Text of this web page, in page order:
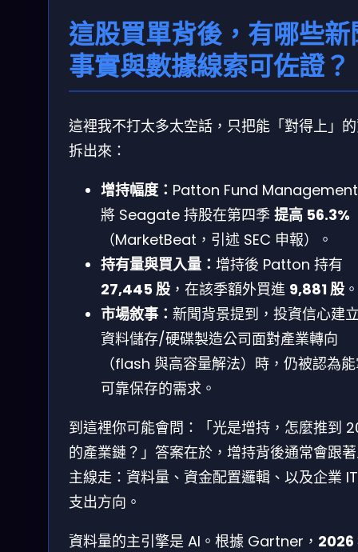
這股買單背後，有哪些新
事實與數據線索可佐證？
這裡我不打太多太空話，只把能「對得上」
拆出來：
增持幅度： Patton Fund
將 Seagate 持股在第四季 提高 56.3%
（MarketBeat，引述 SEC 申報）。
持有量與買入量： 增持後 Patton 持有
27,445 股 ，在該季額外買進 9,881 股 。
市場敘事： 新聞背景提到，投資信心建
資料儲存/硬碟製造公司面對產業轉向
（flash 與高容量解法）時，仍被認為
可靠保存的需求。
到這裡你可能會問：「光是增持，怎麼推到
的產業鏈？」答案在於，增持背後通常會跟
主線走：資料量、資金配置邏輯、以及企業
支出方向。
資料量的主引擎是 AI。根據 Gartner， 2026